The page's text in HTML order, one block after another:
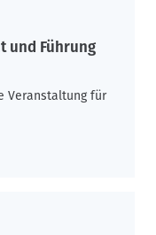
und Führung
Veranstaltung für